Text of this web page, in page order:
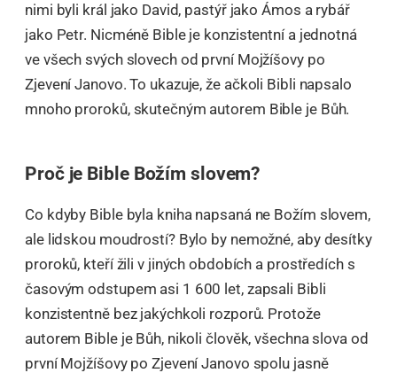
nimi byli král jako David, pastýř jako Ámos a rybář
jako Petr. Nicméně Bible je konzistentní a jednotná
ve všech svých slovech od první Mojžíšovy po
Zjevení Janovo. To ukazuje, že ačkoli Bibli napsalo
mnoho proroků, skutečným autorem Bible je Bůh.
Proč je Bible Božím slovem?
Co kdyby Bible byla kniha napsaná ne Božím slovem,
ale lidskou moudrostí? Bylo by nemožné, aby desítky
proroků, kteří žili v jiných obdobích a prostředích s
časovým odstupem asi 1 600 let, zapsali Bibli
konzistentně bez jakýchkoli rozporů. Protože
autorem Bible je Bůh, nikoli člověk, všechna slova od
první Mojžíšovy po Zjevení Janovo spolu jasně